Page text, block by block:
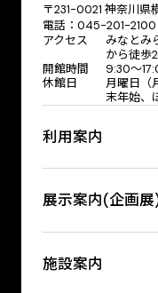
〒231-0021 神奈川県
電話：045-201-
アクセス
みなとみ
から徒歩
開館時間
9:30〜
休館日
月曜日（
末年始、
利用案内
展示案内(企画展
施設案内